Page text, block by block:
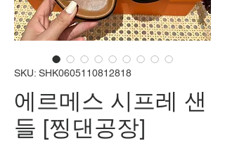
SKU: SHK0605110812818
에르메스 시프레 샌
들 [찡댄공장]